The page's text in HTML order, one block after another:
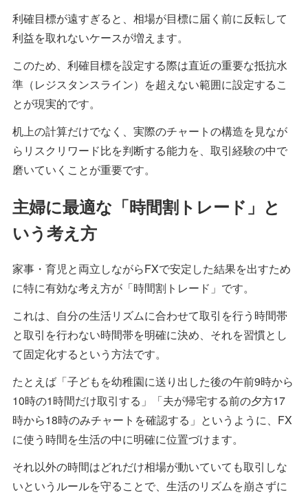
利確目標が遠すぎると、相場が目標に届く前に反転して
利益を取れないケースが増えます。
このため、利確目標を設定する際は直近の重要な抵抗水
準（レジスタンスライン）を超えない範囲に設定するこ
とが現実的です。
机上の計算だけでなく、実際のチャートの構造を見なが
らリスクリワード比を判断する能力を、取引経験の中で
磨いていくことが重要です。
主婦に最適な「時間割トレード」と
いう考え方
家事・育児と両立しながらFXで安定した結果を出すため
に特に有効な考え方が「時間割トレード」です。
これは、自分の生活リズムに合わせて取引を行う時間帯
と取引を行わない時間帯を明確に決め、それを習慣とし
て固定化するという方法です。
たとえば「子どもを幼稚園に送り出した後の午前9時から
10時の1時間だけ取引する」「夫が帰宅する前の夕方17
時から18時のみチャートを確認する」というように、FX
に使う時間を生活の中に明確に位置づけます。
それ以外の時間はどれだけ相場が動いていても取引しな
いというルールを守ることで、生活のリズムを崩さずに